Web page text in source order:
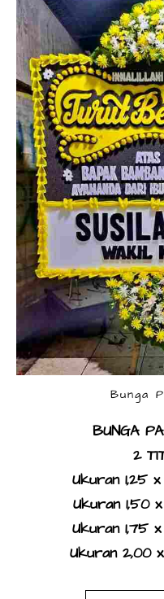
Bunga
BUNGA
​2
Ukuran 1,25
Ukuran 1,50
Ukuran 1,75
Ukuran 2,00